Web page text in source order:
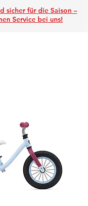
sicher für die Saison –
Service bei uns!